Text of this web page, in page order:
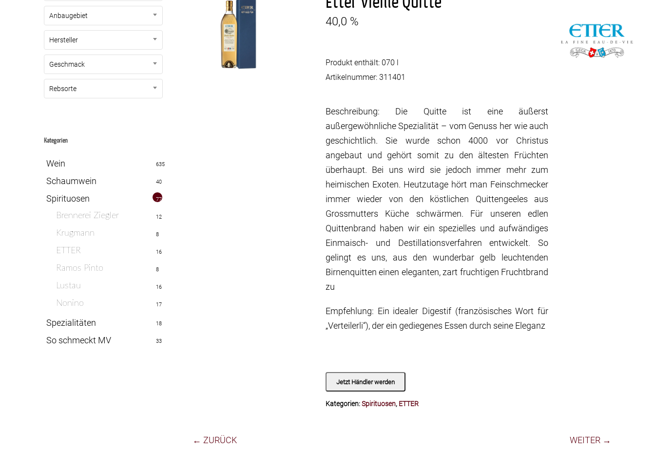
Anbaugebiet
Hersteller
Geschmack
Rebsorte
Kategorien
Wein 635
Schaumwein 40
Spirituosen 77
Brennerei Ziegler 12
Krugmann 8
ETTER 16
Ramos Pinto 8
Lustau 16
Nonino 17
Spezialitäten 18
So schmeckt MV 33
40,0 %
Produkt enthält: 070
Artikelnummer:311401
Beschreibung: Die Quitte ist eine äußerst
außergewöhnliche Spezialität – vom Genuss her wie auch
geschichtlich. Sie wurde schon 4000 vor Christus
angebaut und gehört somit zu den ältesten Früchten
überhaupt. Bei uns wird sie jedoch immer mehr zum
heimischen Exoten. Heutzutage hört man Feinschmecker
immer wieder von den köstlichen Quittengeeles aus
Grossmutters Küche schwärmen. Für unseren edlen
Quittenbrand haben wir ein spezielles und aufwändiges
Einmaisch- und Destillationsverfahren entwickelt. So
gelingt es uns, aus den wunderbar gelb leuchtenden
Birnenquitten einen eleganten, zart fruchtigen Fruchtbrand
zu
Empfehlung: Ein idealer Digestif (französisches Wort für
„Verteilerli“), der ein gediegenes Essen durch seine Eleganz
Jetzt Händler werden
Kategorien:Spirituosen, ETTER
← ZURÜCK WEITER →